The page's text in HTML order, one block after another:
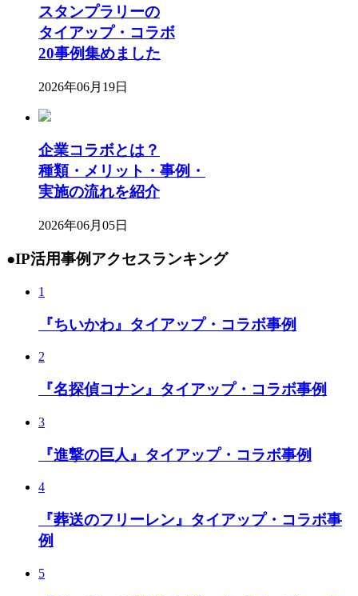
スタンプラリーの
タイアップ・コラボ
20事例集めました
2026年06月19日
企業コラボとは？
種類・メリット・事例・
実施の流れを紹介
2026年06月05日
●IP活用事例アクセスランキング
1
『ちいかわ』タイアップ・コラボ事例
2
『名探偵コナン』タイアップ・コラボ事例
3
『進撃の巨人』タイアップ・コラボ事例
4
『葬送のフリーレン』タイアップ・コラボ事
例
5